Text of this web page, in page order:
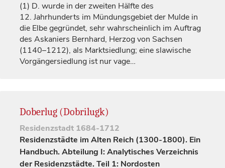
(1) D. wurde in der zweiten Hälfte des
12. Jahrhunderts im Mündungsgebiet der Mulde in
die Elbe gegründet, sehr wahrscheinlich im Auftrag
des Askaniers Bernhard, Herzogvon Sachsen
(1140–1212), als Marktsiedlung; eine slawische
Vorgängersiedlung ist nur vage…
Doberlug (Dobrilugk)
Residenzstadt 1684-1712
Residenzstädte im Alten Reich (1300-1800). Ein
Handbuch. Abteilung I: Analytisches Verzeichnis
der Residenzstädte. Teil 1: Nordosten